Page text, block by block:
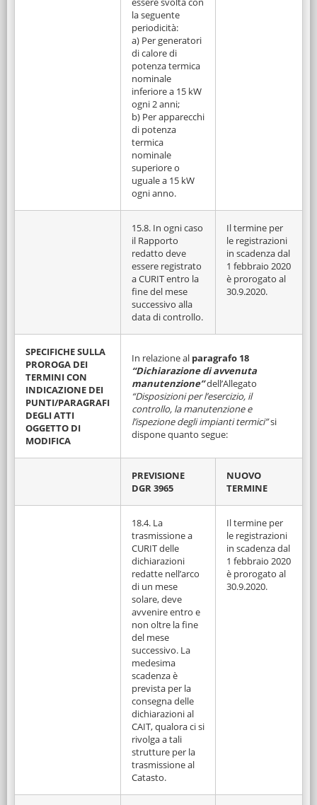
la seguente
periodicità:
a) Per generatori
di calore di
potenza termica
nominale
inferiore a 15 kW
ogni 2 anni;
b) Per apparecchi
di potenza
termica
nominale
superiore o
uguale a 15 kW
ogni anno.
15.8. In ogni caso
il Rapporto
redatto deve
essere registrato
a CURIT entro la
fine del mese
successivo alla
data di controllo.
Il termine per
le registrazioni
in scadenza dal
1 febbraio 2020
è prorogato al
30.9.2020.
SPECIFICHE SULLA
PROROGA DEI
TERMINI CON
INDICAZIONE DEI
PUNTI/PARAGRAFI
DEGLI ATTI
OGGETTO DI
MODIFICA
In relazione al paragrafo 18
“Dichiarazione di avvenuta
manutenzione”dell’Allegato
“Disposizioni per l’esercizio, il
controllo, la manutenzione e
l’ispezione degli impianti termici”si
dispone quanto segue:
PREVISIONE
DGR 3965
NUOVO
TERMINE
18.4. La
trasmissione a
CURIT delle
dichiarazioni
redatte nell’arco
di un mese
solare, deve
avvenire entro e
non oltre la fine
del mese
successivo. La
medesima
scadenza è
prevista per la
consegna delle
dichiarazioni al
CAIT, qualora ci si
rivolga a tali
strutture per la
trasmissione al
Catasto.
Il termine per
le registrazioni
in scadenza dal
1 febbraio 2020
è prorogato al
30.9.2020.